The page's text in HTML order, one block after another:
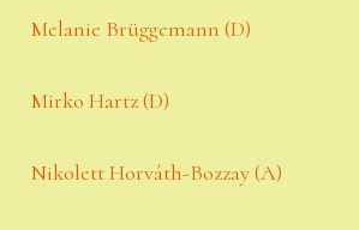
Melanie Brüggemann (D)
Mirko Hartz (D)
Nikolett Horváth-Bozzay (A)